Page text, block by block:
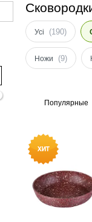
Усі (190)
Ножи (9)
Популярные